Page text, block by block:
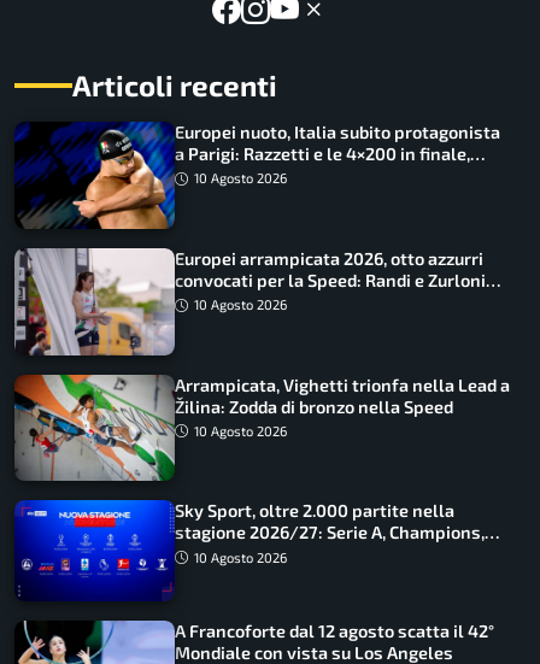
Articoli recenti
Europei nuoto, Italia subito protagonista
a Parigi: Razzetti e le 4×200 in finale,
Quadarella domina gli 800
10 Agosto 2026
Europei arrampicata 2026, otto azzurri
convocati per la Speed: Randi e Zurloni
guidano l’Italia
10 Agosto 2026
Arrampicata, Vighetti trionfa nella Lead a
Žilina: Zodda di bronzo nella Speed
10 Agosto 2026
Sky Sport, oltre 2.000 partite nella
stagione 2026/27: Serie A, Champions,
Premier e tutte le novità
10 Agosto 2026
A Francoforte dal 12 agosto scatta il 42°
Mondiale con vista su Los Angeles